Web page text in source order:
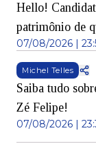
Hello!
patrimônio de
07/08/2026 |
Michel Telles
Saiba tudo
Zé Felipe!
07/08/2026 |